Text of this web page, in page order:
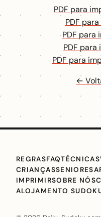
PDF para
PDF
PDF
PDF
PDF para
←
REGRASFAQTÉCNICAS
CRIANÇASSENIORES
IMPRIMIRSOBRE NÓS
ALOJAMENTO